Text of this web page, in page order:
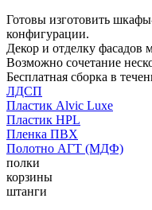
Готовы изготовить
конфигурации.
Декор и отделку
Возможно сочетание
Бесплатная сборка в
ЛДСП
Пластик Alvic Luxe
Пластик HPL
Пленка ПВХ
Полотно АГТ (МДФ)
полки
корзины
штанги